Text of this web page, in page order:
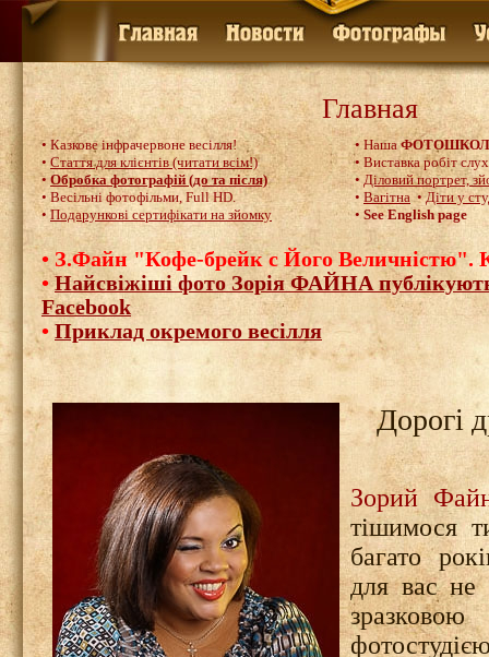
Главная
• Казкове інфрачервоне весілля!
• Стаття для клієнтів (читати всім!)
• Обробка фотографій (до та після)
•Весільні фотофільми, Full HD.
•Подарункові сертифікати на зйомку
• Наша
• Виставка робіт
•Діловий портрет,
• Вагітна • Діти у
• See English page
•З.Файн "Кофе-брейк с Його Величністю".
• Найсвіжіші фото Зорія ФАЙНА
Facebook
• Приклад окремого весілля
Дорогі
Зорий
тішимося
багато
для вас не
зразковою